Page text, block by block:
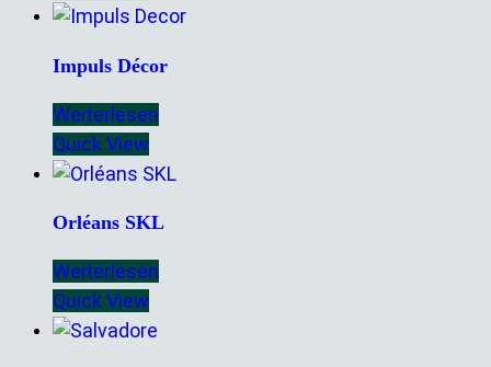
Impuls Décor
Weiterlesen
Quick View
Orléans SKL
Weiterlesen
Quick View